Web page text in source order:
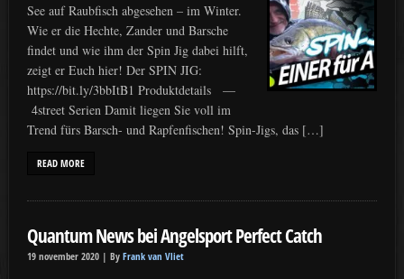
See auf Raubfisch abgesehen – im Winter.
Wie er die Hechte, Zander und Barsche
findet und wie ihm der Spin Jig dabei hilft,
zeigt er Euch hier! Der SPIN JIG:
https://bit.ly/3bbItB1 Produktdetails —
4street Serien Damit liegen Sie voll im
Trend fürs Barsch- und Rapfenfischen! Spin-Jigs, das […]
READ MORE
Quantum News bei Angelsport Perfect Catch
19 november 2020 | By Frank van Vliet